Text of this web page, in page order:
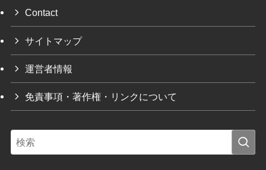
Contact
サイトマップ
運営者情報
免責事項・著作権・リンクについて